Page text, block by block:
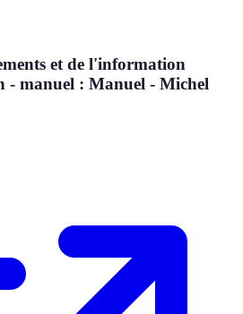
et de l'information
- manuel : Manuel - Michel